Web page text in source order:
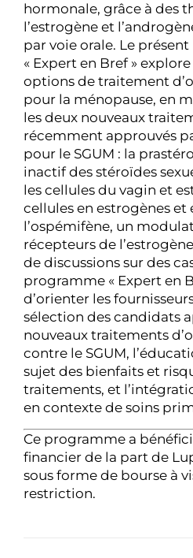
hormonale, grâce à des
l’estrogène et
par voie orale. Le
« Expert en Bref »
options de traitement
pour la ménopause, en
les deux nouveaux
récemment approuvés
pour le SGUM : la
inactif des stéroïdes
les cellules du vagin et
cellules en estrogènes et
l’ospémifène, un
récepteurs de
de discussions sur des
programme « Expert en
d’orienter les
sélection des candidats
nouveaux traitements
contre le SGUM,
sujet des bienfaits et
traitements, et
en contexte de soins
Ce programme a
financier de la part de
sous forme de bourse à
restriction.